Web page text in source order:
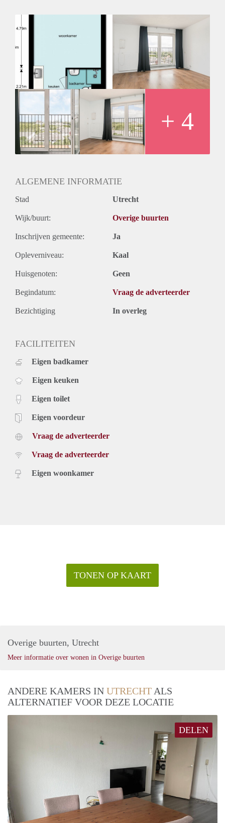
Huisdieren toegestaan: Afhankelijk van de Eigenaar
Huurtoeslag grens: Nee
Geschikt voor studenten: Afhankelijk van de Eigenaar
+ 4
ALGEMENE INFORMATIE
Stad Utrecht
Wijk/buurt: Overige buurten
Inschrijven gemeente: Ja
Opleverniveau: Kaal
Huisgenoten: Geen
Begindatum: Vraag de adverteerder
Bezichtiging In overleg
FACILITEITEN
Eigen badkamer
Eigen keuken
Eigen toilet
Eigen voordeur
Vraag de adverteerder
Vraag de adverteerder
Eigen woonkamer
TONEN OP KAART
Overige buurten, Utrecht
Meer informatie over wonen in Overige buurten
ANDERE KAMERS IN UTRECHT ALS
ALTERNATIEF VOOR DEZE LOCATIE
DELEN